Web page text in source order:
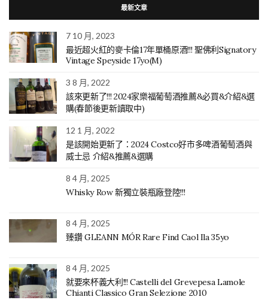
最新文章
7 10 月, 2023
最近超火紅的麥卡倫17年單桶原酒!!! 聖佛利Signatory
Vintage Speyside 17yo(M)
3 8 月, 2022
該來更新了!!! 2024家樂福葡萄酒推薦&必買&介紹&選
購(春節後更新讀取中)
12 1 月, 2022
是該開始更新了：2024 Costco好市多啤酒葡萄酒與
威士忌 介紹&推薦&選購
8 4 月, 2025
Whisky Row 新獨立裝瓶廠登陸!!!
8 4 月, 2025
臻鑽 GLEANN MÓR Rare Find Caol Ila 35yo
8 4 月, 2025
就要來杯義大利!!! Castelli del Grevepesa Lamole
Chianti Classico Gran Selezione 2010